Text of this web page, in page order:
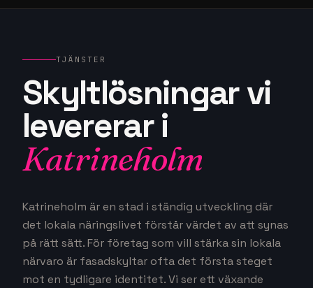
TJÄNSTER
Skyltlösningar vi
levererar i
Katrineholm
Katrineholm är en stad i ständig utveckling där
det lokala näringslivet förstår värdet av att synas
på rätt sätt. För företag som vill stärka sin lokala
närvaro är fasadskyltar ofta det första steget
mot en tydligare identitet. Vi ser ett växande